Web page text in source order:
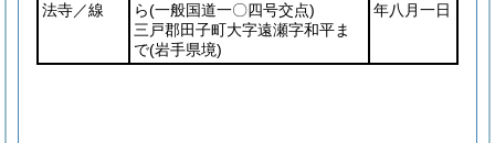
法寺／線
ら(一般国道一〇四号交点)
三戸郡田子町大字遠瀬字和平ま
で(岩手県境)
年八月一日